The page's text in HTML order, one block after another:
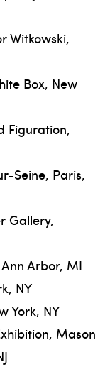
Witkowski,
Box, New
Figuration,
Seine, Paris,
Gallery,
Arbor, MI
NY
York, NY
Mason